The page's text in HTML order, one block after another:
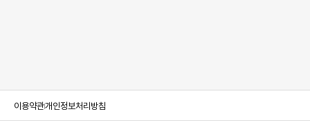
이용약관개인정보처리방침